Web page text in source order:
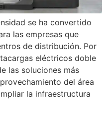
se ha convertido
las empresas que
de distribución. Por
eléctricos doble
las soluciones más
del área
la infraestructura